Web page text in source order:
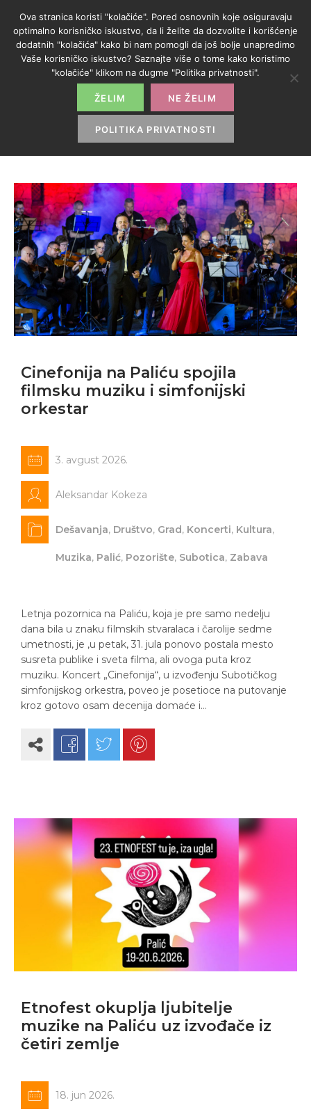
KATEGORIJA:
KONCERTI
KONCERTI
Cinefonija na Paliću spojila
filmsku muziku i simfonijski
orkestar
3. avgust 2026.
Aleksandar Kokeza
Dešavanja, Društvo, Grad, Koncerti, Kultura,
Muzika, Palić, Pozorište, Subotica, Zabava
Letnja pozornica na Paliću, koja je pre samo nedelju
dana bila u znaku filmskih stvaralaca i čarolije sedme
umetnosti, je ‚u petak, 31. jula ponovo postala mesto
susreta publike i sveta filma, ali ovoga puta kroz
muziku. Koncert „Cinefonija“, u izvođenju Subotičkog
simfonijskog orkestra, poveo je posetioce na putovanje
kroz gotovo osam decenija domaće i…
Etnofest okuplja ljubitelje
muzike na Paliću uz izvođače iz
četiri zemlje
18. jun 2026.
Ova stranica koristi "kolačiće". Pored osnovnih koje osiguravaju
optimalno korisničko iskustvo, da li želite da dozvolite i korišćenje
dodatnih "kolačića" kako bi nam pomogli da još bolje unapredimo
Vaše korisničko iskustvo? Saznajte više o tome kako koristimo
"kolačiće" klikom na dugme "Politika privatnosti".
ŽELIM NE ŽELIM
POLITIKA PRIVATNOSTI